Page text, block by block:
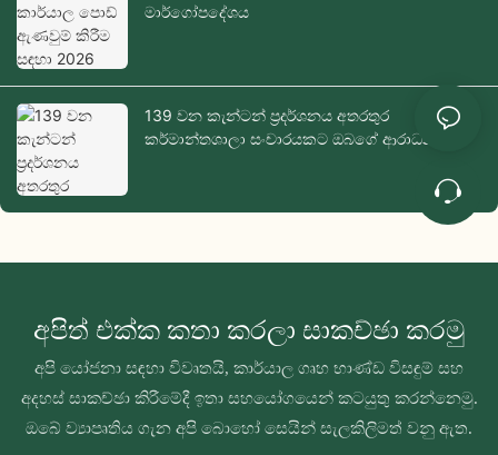
මාර්ගෝපදේශය
139 වන කැන්ටන් ප්‍රදර්ශනය අතරතුර
කර්මාන්තශාලා සංචාරයකට ඔබගේ ආරාධනය
අපිත් එක්ක කතා කරලා සාකච්ඡා කරමු
අපි යෝජනා සඳහා විවෘතයි, කාර්යාල ගෘහ භාණ්ඩ විසඳුම් සහ
අදහස් සාකච්ඡා කිරීමේදී ඉතා සහයෝගයෙන් කටයුතු කරන්නෙමු.
ඔබේ ව්‍යාපෘතිය ගැන අපි බොහෝ සෙයින් සැලකිලිමත් වනු ඇත.